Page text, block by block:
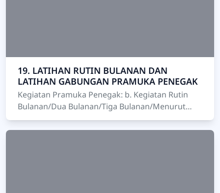
19. LATIHAN RUTIN BULANAN DAN
LATIHAN GABUNGAN PRAMUKA PENEGAK
Kegiatan Pramuka Penegak: b. Kegiatan Rutin
Bulanan/Dua Bulanan/Tiga Bulanan/Menurut
Kesepakatan: · Frekuensi Kegiatan: -
Bulan…